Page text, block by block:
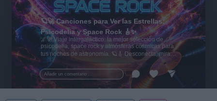
Añadir un comentario ...
🪐🚀 Canciones para Ver las Estrellas:
Psicodelia y Space Rock 🎸✨
🌌🚀 Viaje intergaláctico: la mejor selección de
psicodelia, space rock y atmósferas cósmicas para
tus noches de astronomía. 🪐🎸 Desconecta, mira
al firmamento y siente la gravedad cero. 💾 ¡Guarda
esta colección para tu próxima noche estrellada!
✨⭐